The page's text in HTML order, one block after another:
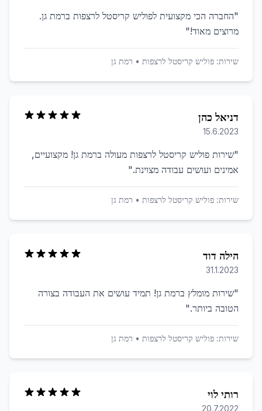
"החברה הכי מקצועית לפוליש קריסטל לרצפות ברמת גן.
מרוצים מאוד!"
שירות: פוליש קריסטל לרצפות • רמת גן
דניאל כהן
15.6.2023
"שירות פוליש קריסטל לרצפות מעולה ברמת גן! מקצועיים,
אמינים ועושים עבודה מצוינת."
שירות: פוליש קריסטל לרצפות • רמת גן
הילה דוד
31.1.2023
"שירות מומלץ ברמת גן! תמיד עושים את העבודה בצורה
הטובה ביותר."
שירות: פוליש קריסטל לרצפות • רמת גן
רותי לוי
20.7.2022